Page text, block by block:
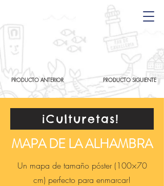
PRODUCTO ANTERIOR PRODUCTO SIGUIENTE
¡Culturetas!
MAPA DE LA ALHAMBRA
Un mapa de tamaño póster (100×70
cm) perfecto para enmarcar!